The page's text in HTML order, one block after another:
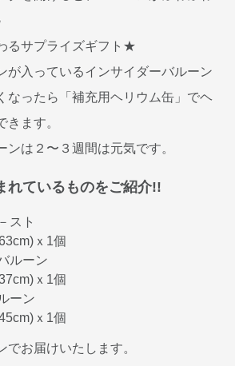
るサプライズギフト★
が入っているインサイダーバルーン
なったら「補充用ヘリウム缶」でヘ
きます。
ンは２〜３週間は元気です。
れているものをご紹介!!
スト
ｘ1個
ルーン
ｘ1個
ーン
ｘ1個
でお届けいたします。